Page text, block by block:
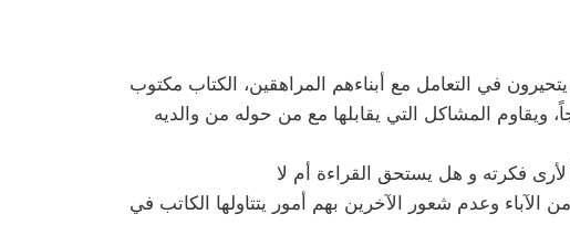
في التعامل مع أبناءهم المراهقين، الكتاب مكتوب
المشاكل التي يقابلها مع من حوله من والديه
لأرى فكرته و هل يستحق القراءة أم لا
وعدم شعور الآخرين بهم أمور يتتاولها الكاتب في